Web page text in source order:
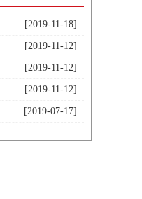
[2019-11-18]
[2019-11-12]
[2019-11-12]
[2019-11-12]
[2019-07-17]